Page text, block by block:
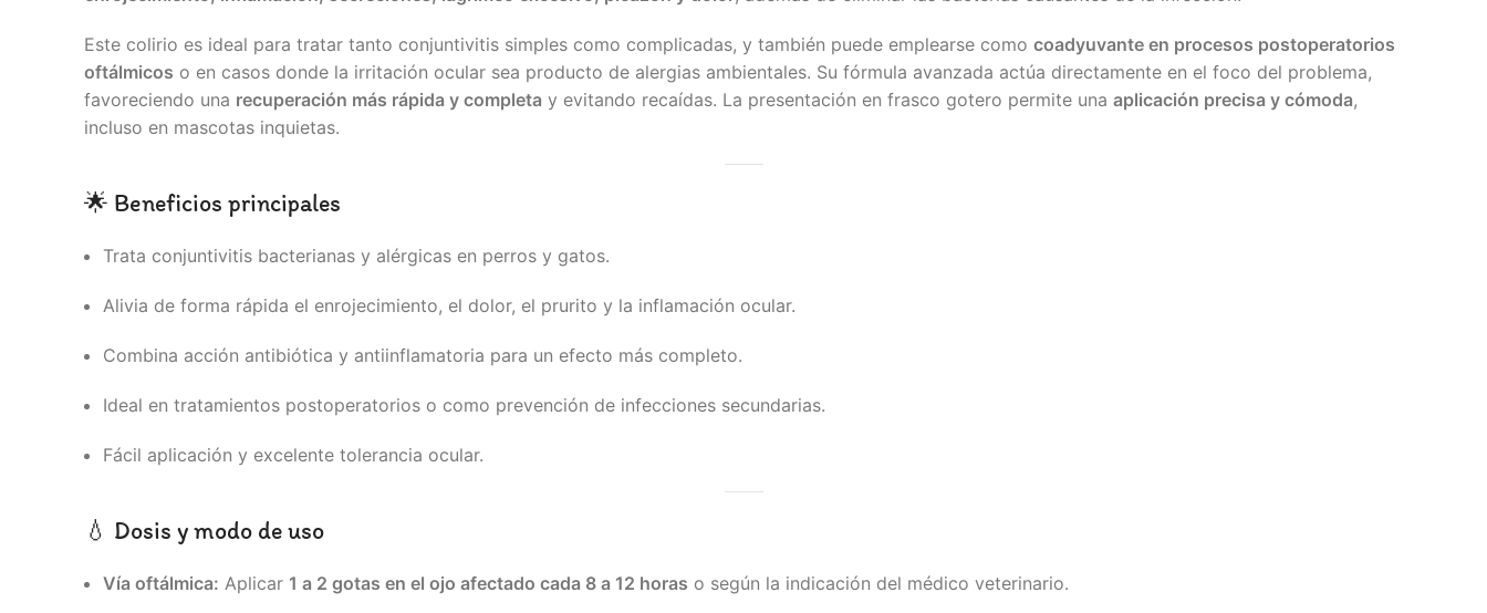
Este colirio es ideal para tratar tanto conjuntivitis simples como complicadas, y también puede emplearse como coadyuvante en procesos postoperatorios
oftálmicos o en casos donde la irritación ocular sea producto de alergias ambientales. Su fórmula avanzada actúa directamente en el foco del problema,
favoreciendo una recuperación más rápida y completa y evitando recaídas. La presentación en frasco gotero permite una aplicación precisa y cómoda,
incluso en mascotas inquietas.
🌟 Beneficios principales
Trata conjuntivitis bacterianas y alérgicas en perros y gatos.
Alivia de forma rápida el enrojecimiento, el dolor, el prurito y la inflamación ocular.
Combina acción antibiótica y antiinflamatoria para un efecto más completo.
Ideal en tratamientos postoperatorios o como prevención de infecciones secundarias.
Fácil aplicación y excelente tolerancia ocular.
💧 Dosis y modo de uso
Vía oftálmica: Aplicar 1 a 2 gotas en el ojo afectado cada 8 a 12 horas o según la indicación del médico veterinario.